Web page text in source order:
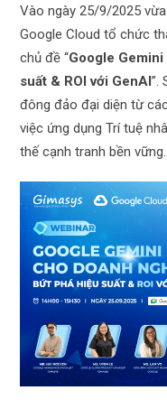
Vào ngày 25/9/2025
Google Cloud tổ chức
chủ đề “Google
suất & ROI với GenAI”.
đông đảo đại diện từ
việc ứng dụng Trí tuệ
thế cạnh tranh bền vững.